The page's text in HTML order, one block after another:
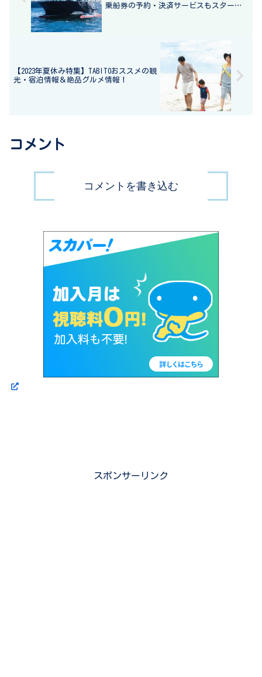
乗船券の予約・決済サービスもスター
【2023年夏休み特集】TABITOおススメの観
光・宿泊情報＆絶品グルメ情報！
コメント
コメントを書き込む
スポンサーリンク